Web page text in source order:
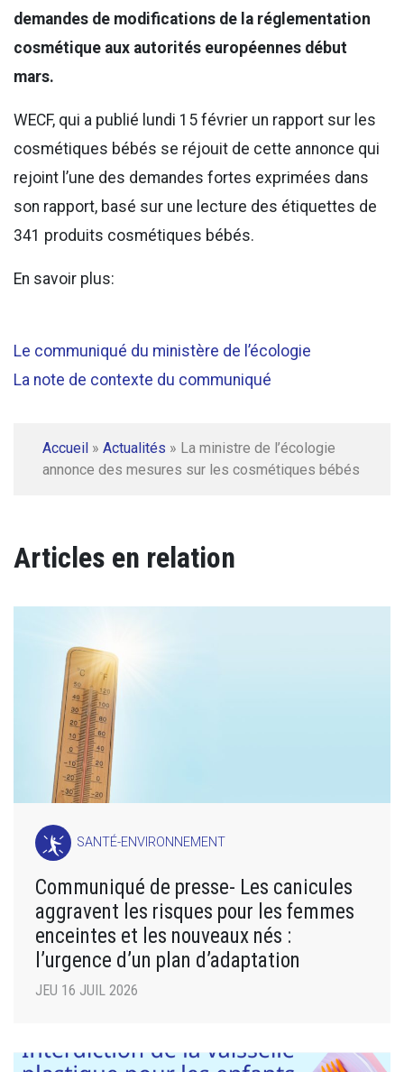
demandes de modifications de la réglementation
cosmétique aux autorités européennes début
mars.
WECF, qui a publié lundi 15 février un rapport sur les
cosmétiques bébés se réjouit de cette annonce qui
rejoint l’une des demandes fortes exprimées dans
son rapport, basé sur une lecture des étiquettes de
341 produits cosmétiques bébés.
En savoir plus:
Le communiqué du ministère de l’écologie
La note de contexte du communiqué
Accueil » Actualités » La ministre de l’écologie
annonce des mesures sur les cosmétiques bébés
Articles en relation
SANTÉ-ENVIRONNEMENT
Communiqué de presse- Les canicules
aggravent les risques pour les femmes
enceintes et les nouveaux nés :
l’urgence d’un plan d’adaptation
JEU 16 JUIL 2026